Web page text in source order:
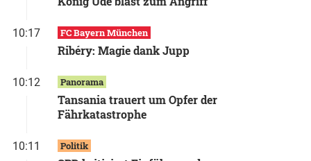
10:17 FC Bayern München
Ribéry: Magie dank Jupp
10:12 Panorama
Tansania trauert um Opfer der
Fährkatastrophe
10:11 Politik